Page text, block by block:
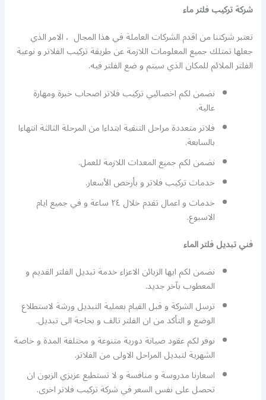
شركة تركيب فلتر ماء
تعتبر شركتنا من اقدم الشركات العاملة في هذا المجال ، الامر الذي
جعلها تمتلك جميع المعلومات اللازمة عن طريقة تركيب الفلاتر و نوعية
الفلتر الملائم للمكان الذي سيتم و ضع الفلتر فيه.
نضمن لكم اخصائيي تركيب فلاتر اصحاب خبرة ومهارة
عالية.
فلاتر متعددة مراحل التنقية ابتداءا من المرحلة الثالثة انتهاءا
بالسابعة.
نضمن لكم جميع المعدات اللازمة للعمل.
خدمات تركيب فلاتر و بأرخص الأسعار.
خدمات و اعمال تقدم خلال ٢٤ ساعة و في جميع ايام
الاسبوع.
فني تبديل فلتر الماء
نضمن لكم ايها الزبائن الاعزاء خدمة تبديل الفلتر القديم و
المعطوب بآخر جديد.
ترسل الشركة و قبل القيام بعملية التبديل ورشة لاستطلاع
الوضع و التأكد من ان الفلتر تالف و بحاجة الى تبديل.
نوفر لكم عقود صيانة دورية متنوعة و مختلفة المدة و خاصة
الشهرية لتبديل المراحل الاولى من الفلاتر.
اسعارنا مدروسة و منافسة و لا تستطيع عزيزي الزبون ان
تحصل على نفس السعر في شركة تركيب فلاتر اخرى.